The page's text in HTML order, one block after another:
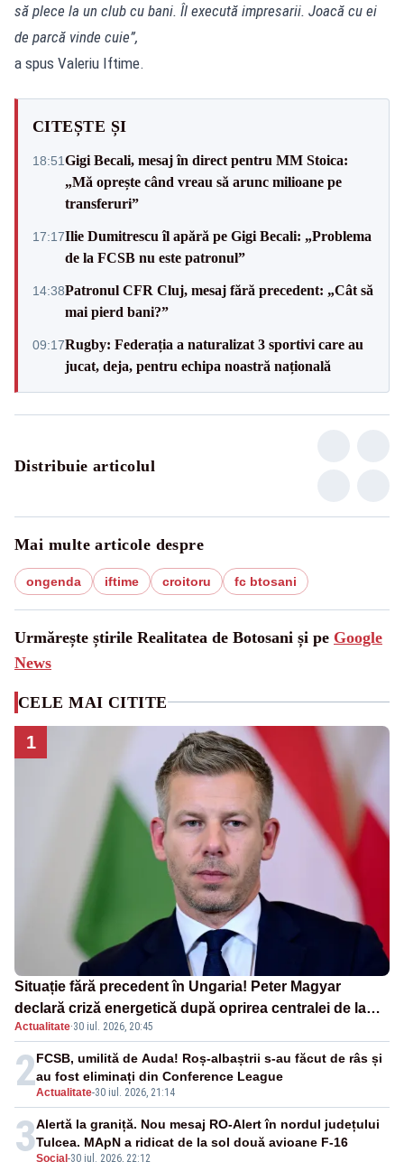
să plece la un club cu bani. Îl execută impresarii. Joacă cu ei
de parcă vinde cuie”,
a spus Valeriu Iftime.
CITEȘTE ȘI
18:51Gigi Becali, mesaj în direct pentru MM Stoica:
„Mă oprește când vreau să arunc milioane pe
transferuri”
17:17Ilie Dumitrescu îl apără pe Gigi Becali: „Problema
de la FCSB nu este patronul”
14:38Patronul CFR Cluj, mesaj fără precedent: „Cât să
mai pierd bani?”
09:17Rugby: Federația a naturalizat 3 sportivi care au
jucat, deja, pentru echipa noastră națională
Distribuie articolul
Mai multe articole despre
ongenda iftime croitoru fc btosani
Urmărește știrile Realitatea de Botosani și pe Google
News
CELE MAI CITITE
1
Situație fără precedent în Ungaria! Peter Magyar
declară criză energetică după oprirea centralei de la
Paks
Actualitate·30 iul. 2026, 20:45
2Actualitate-30 iul. 2026, 21:14
FCSB, umilită de Auda! Roș-albaștrii s-au făcut de râs și
au fost eliminați din Conference League
3Social -30 iul. 2026, 22:12
Alertă la graniță. Nou mesaj RO-Alert în nordul județului
Tulcea. MApN a ridicat de la sol două avioane F-16